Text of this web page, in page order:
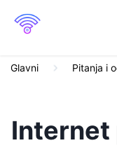
Glavni Pitanja i
Internet